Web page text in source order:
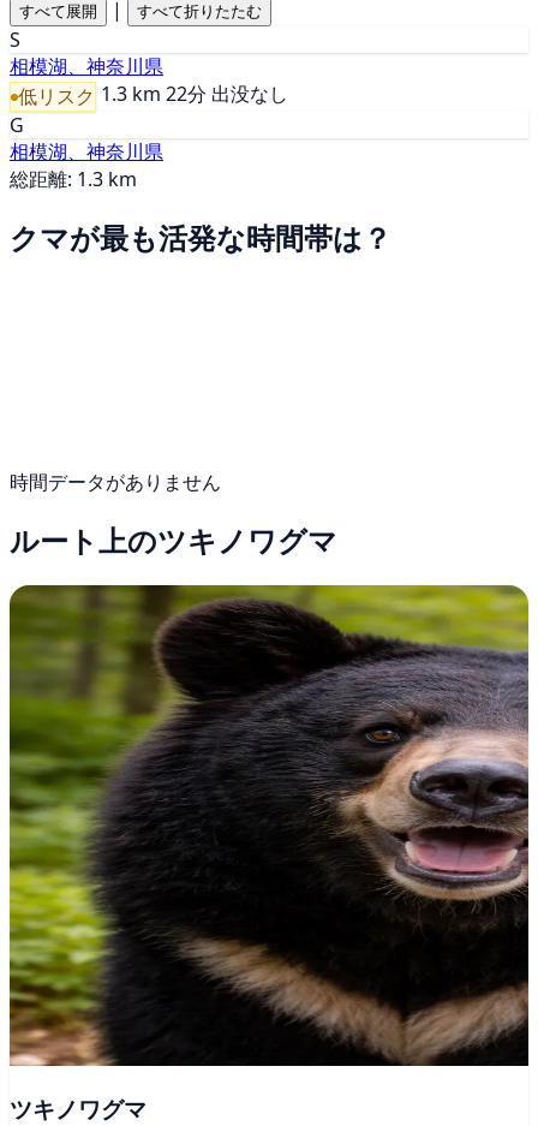
すべて展開 | すべて折りたたむ
S
相模湖、神奈川県
低リスク 1.3 km 22分 出没なし
G
相模湖、神奈川県
総距離: 1.3 km
クマが最も活発な時間帯は？
時間データがありません
ルート上のツキノワグマ
ツキノワグマ